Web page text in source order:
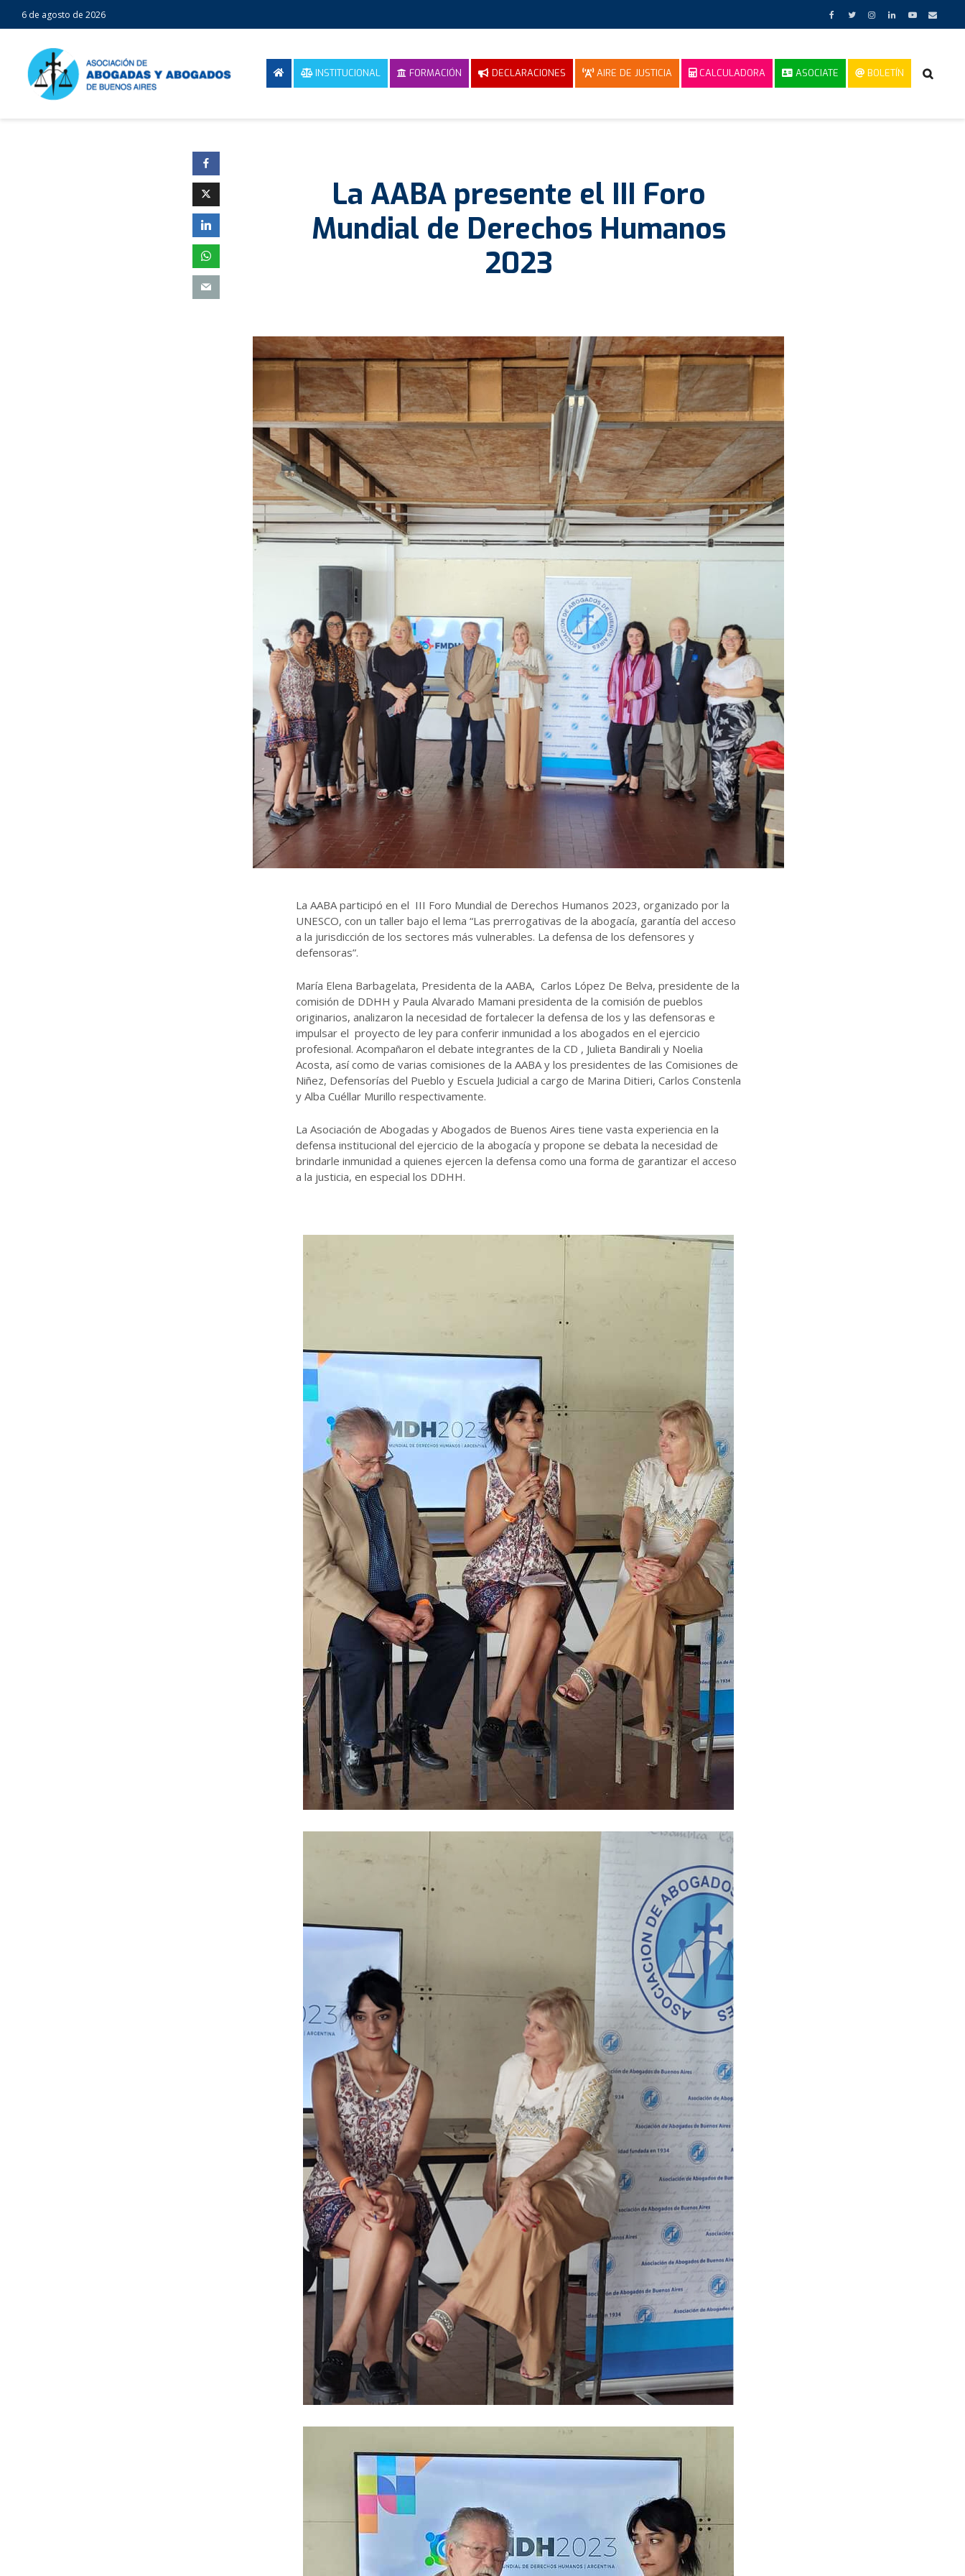
6 de agosto de 2026
INSTITUCIONAL FORMACIÓN DECLARACIONES AIRE DE JUSTICIA CALCULADORA ASOCIATE BOLETÍN
La AABA presente el III Foro
Mundial de Derechos Humanos
2023
La AABA participó en el III Foro Mundial de Derechos Humanos 2023, organizado por la
UNESCO, con un taller bajo el lema “Las prerrogativas de la abogacía, garantía del acceso
a la jurisdicción de los sectores más vulnerables. La defensa de los defensores y
defensoras”.
María Elena Barbagelata, Presidenta de la AABA, Carlos López De Belva, presidente de la
comisión de DDHH y Paula Alvarado Mamani presidenta de la comisión de pueblos
originarios, analizaron la necesidad de fortalecer la defensa de los y las defensoras e
impulsar el proyecto de ley para conferir inmunidad a los abogados en el ejercicio
profesional. Acompañaron el debate integrantes de la CD , Julieta Bandirali y Noelia
Acosta, así como de varias comisiones de la AABA y los presidentes de las Comisiones de
Niñez, Defensorías del Pueblo y Escuela Judicial a cargo de Marina Ditieri, Carlos Constenla
y Alba Cuéllar Murillo respectivamente.
La Asociación de Abogadas y Abogados de Buenos Aires tiene vasta experiencia en la
defensa institucional del ejercicio de la abogacía y propone se debata la necesidad de
brindarle inmunidad a quienes ejercen la defensa como una forma de garantizar el acceso
a la justicia, en especial los DDHH.